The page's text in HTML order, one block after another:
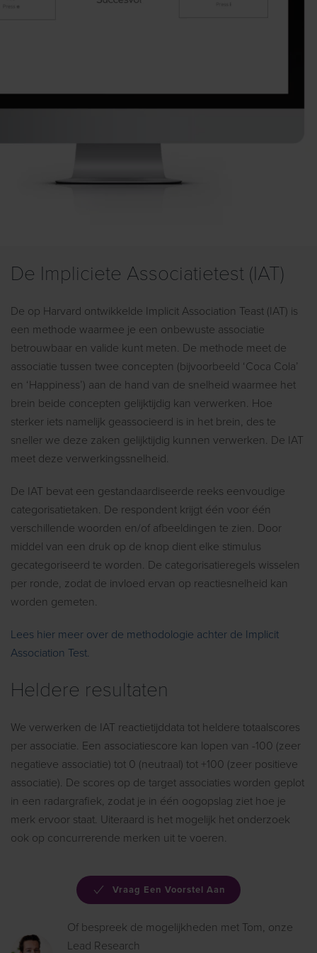
De Impliciete Associatietest (IAT)
De op Harvard ontwikkelde Implicit Association Teast (IAT) is
een methode waarmee je een onbewuste associatie
betrouwbaar en valide kunt meten. De methode meet de
associatie tussen twee concepten (bijvoorbeeld ‘Coca Cola’
en ‘Happiness’) aan de hand van de snelheid waarmee het
brein beide concepten gelijktijdig kan verwerken. Hoe
sterker iets namelijk geassocieerd is in het brein, des te
sneller we deze zaken gelijktijdig kunnen verwerken. De IAT
meet deze verwerkingssnelheid.
De IAT bevat een gestandaardiseerde reeks eenvoudige
categorisatietaken. De respondent krijgt één voor één
verschillende woorden en/of afbeeldingen te zien. Door
middel van een druk op de knop dient elke stimulus
gecategoriseerd te worden. De categorisatieregels wisselen
per ronde, zodat de invloed ervan op reactiesnelheid kan
worden gemeten.
Lees hier meer over de methodologie achter de Implicit
Association Test.
Heldere resultaten
We verwerken de IAT reactietijddata tot heldere totaalscores
per associatie. Een associatiescore kan lopen van -100 (zeer
negatieve associatie) tot 0 (neutraal) tot +100 (zeer positieve
associatie). De scores op de target associaties worden geplot
in een radargrafiek, zodat je in één oogopslag ziet hoe je
merk ervoor staat. Uiteraard is het mogelijk het onderzoek
ook op concurrerende merken uit te voeren.
Vraag Een Voorstel Aan
Of bespreek de mogelijkheden met Tom, onze
Lead Research